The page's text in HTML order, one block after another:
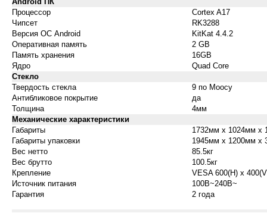
Процессор
Cortex A17
Чипсет
RK3288
Версия ОС Android
KitKat 4.4.2
Оперативная память
2 GB
Память хранения
16GB
Ядро
Quad Core
Стекло
Твердость стекла
9 по Моосу
Антибликовое покрытие
да
Толщина
4мм
Механические характеристики
Габариты
1732мм x 1024мм x
Габариты упаковки
1945мм x 1200мм x
Вес нетто
85.5кг
Вес брутто
100.5кг
Крепление
VESA 600(H) x
Источник питания
100В~240В~
Гарантия
2 года